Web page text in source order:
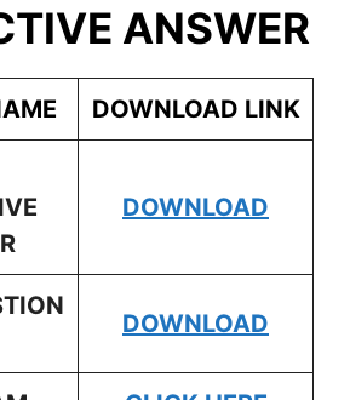
ANSWER
DOWNLOAD LINK
DOWNLOAD
DOWNLOAD